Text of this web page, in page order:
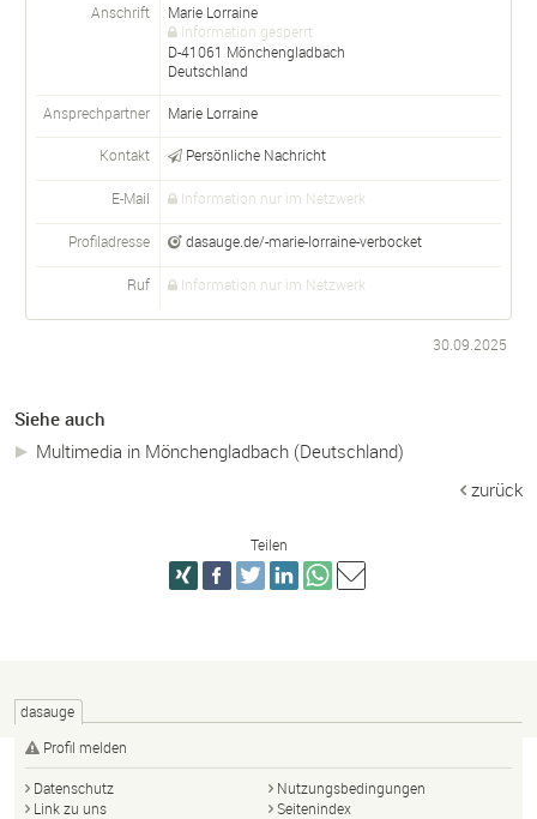
Anschrift
Marie Lorraine
Information gesperrt
D-41061 Mönchengladbach
Deutschland
Ansprechpartner Marie Lorraine
Kontakt Persönliche Nachricht
E-Mail Information nur im Netzwerk
Profiladresse dasauge.de/-marie-lorraine-verbocket
Ruf Information nur im Netzwerk
30.09.2025
Siehe auch
Multimedia in Mönchengladbach (Deutschland)
zurück
Teilen
dasauge
Profil melden
Datenschutz
Nutzungsbedingungen
Link zu uns
Seitenindex